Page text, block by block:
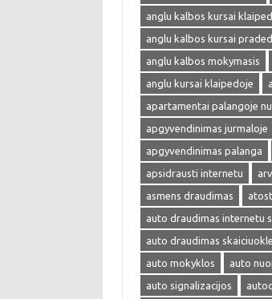
anglu kalbos kursai
anglu kalbos kursai
anglu kalbos mokymasis
anglu kursai klaipedoje
apartamentai palangoje
apgyvendinimas jurmaloje
apgyvendinimas palanga
apsidrausti internetu
asmens draudimas
auto draudimas internetu
auto draudimas skaiciuokle
auto mokyklos
auto
auto signalizacijos